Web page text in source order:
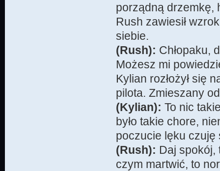
porządną drzemkę,
Rush zawiesił
siebie.
(Rush): Chłopaku,
Możesz mi
Kylian rozłożył się
pilota. Zmieszany
(Kylian): To nic
było takie chore,
poczucie lęku czuję
(Rush): Daj spokój,
czym martwić, to